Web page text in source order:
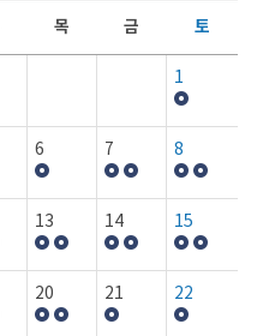
목 금 토
1
6 7 8
13 14 15
20 21 22